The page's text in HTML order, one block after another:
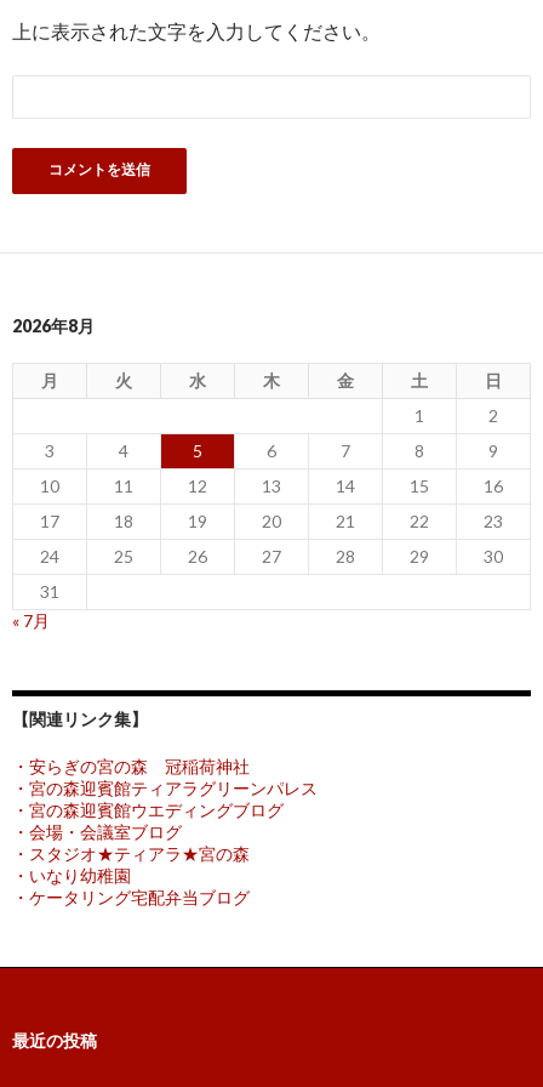
上に表示された文字を入力してください。
2026年8月
月 火 水 木 金 土
日
1
2
3
4 5 6 7 8
9
10
11 12 13 14 15
16
17
18 19 20 21 22
23
24
25 26 27 28 29
30
31
« 7月
【関連リンク集】
・安らぎの宮の森 冠稲荷神社
・宮の森迎賓館ティアラグリーンパレス
・宮の森迎賓館ウエディングブログ
・会場・会議室ブログ
・スタジオ★ティアラ★宮の森
・いなり幼稚園
・ケータリング宅配弁当ブログ
最近の投稿